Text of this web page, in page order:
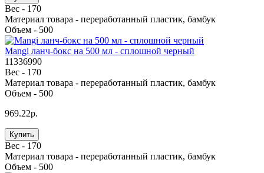
Вес - 170
Материал товара - переработанный пластик, бамбук
Объем - 500
Mangi ланч-бокс на 500 мл - сплошной черный
11336990
Вес - 170
Материал товара - переработанный пластик, бамбук
Объем - 500
969.22р.
Купить
Вес - 170
Материал товара - переработанный пластик, бамбук
Объем - 500